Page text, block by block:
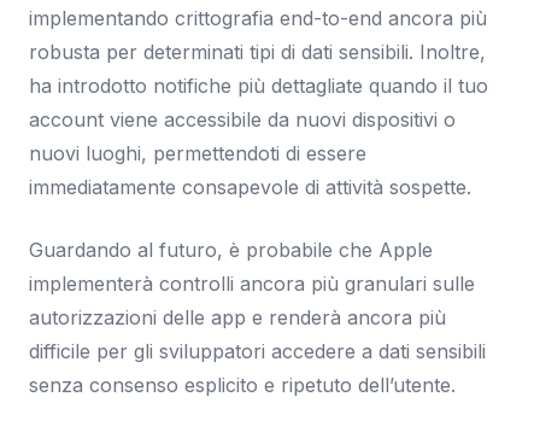
implementando crittografia end-to-end ancora più
robusta per determinati tipi di dati sensibili. Inoltre,
ha introdotto notifiche più dettagliate quando il tuo
account viene accessibile da nuovi dispositivi o
nuovi luoghi, permettendoti di essere
immediatamente consapevole di attività sospette.
Guardando al futuro, è probabile che Apple
implementerà controlli ancora più granulari sulle
autorizzazioni delle app e renderà ancora più
difficile per gli sviluppatori accedere a dati sensibili
senza consenso esplicito e ripetuto dell’utente.